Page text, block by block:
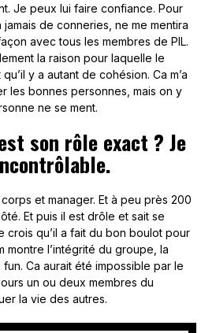
Je peux lui faire confiance. Pour
de conneries, ne me mentira
avec tous les membres de PIL.
la raison pour laquelle le
y a autant de cohésion. Ca m’a
les bonnes personnes, mais on y
ne se ment.
son rôle exact ? Je
et manager. Et à peu près 200
Et puis il est drôle et sait se
crois qu’il a fait du bon boulot pour
montre l’intégrité du groupe, la
Ca aurait été impossible par le
un ou deux membres du
la vie des autres.